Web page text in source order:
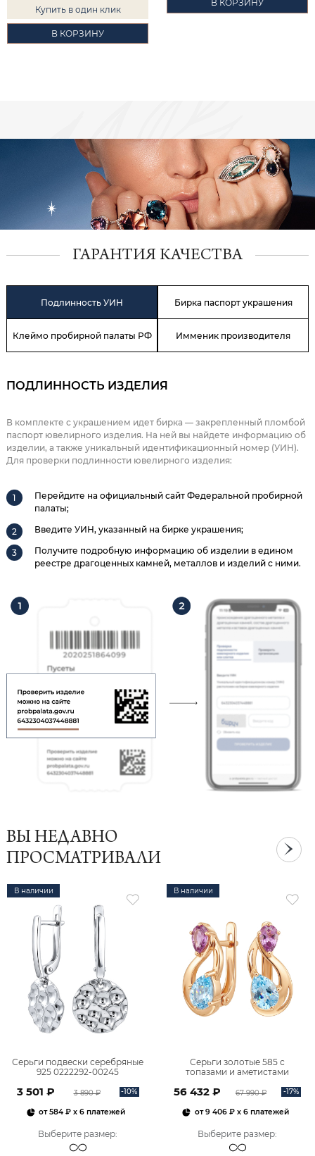
Купить в один клик
В КОРЗИНУ
В КОРЗИНУ
ГАРАНТИЯ КАЧЕСТВА
Подлинность УИН Бирка паспорт украшения
Клеймо пробирной палаты РФ Имменик производителя
ПОДЛИННОСТЬ ИЗДЕЛИЯ
В комплекте с украшением идет бирка — закрепленный пломбой
паспорт ювелирного изделия. На ней вы найдете информацию об
изделии, а также уникальный идентификационный номер (УИН).
Для проверки подлинности ювелирного изделия:
Перейдите на официальный сайт Федеральной пробирной
палаты;
Введите УИН, указанный на бирке украшения;
Получите подробную информацию об изделии в едином
реестре драгоценных камней, металлов и изделий с ними.
ВЫ НЕДАВНО
ПРОСМАТРИВАЛИ
В наличии
Серьги подвески серебряные
925 0222292-00245
3 501 ₽ 3 890 ₽ -10%
от584 ₽ x 6 платежей
Выберите размер:
В наличии
Серьги золотые 585 с
топазами и аметистами
56 432 ₽ 67 990 ₽ -17%
от9 406 ₽x 6 платежей
Выберите размер: